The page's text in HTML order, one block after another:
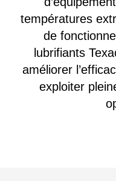
températures
de
lubrifiants
améliorer
exploiter